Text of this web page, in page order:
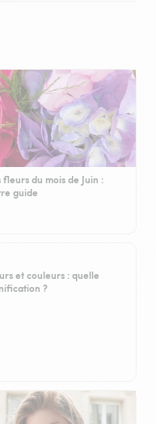
fleurs du mois de Juin :
guide
et couleurs : quelle
?